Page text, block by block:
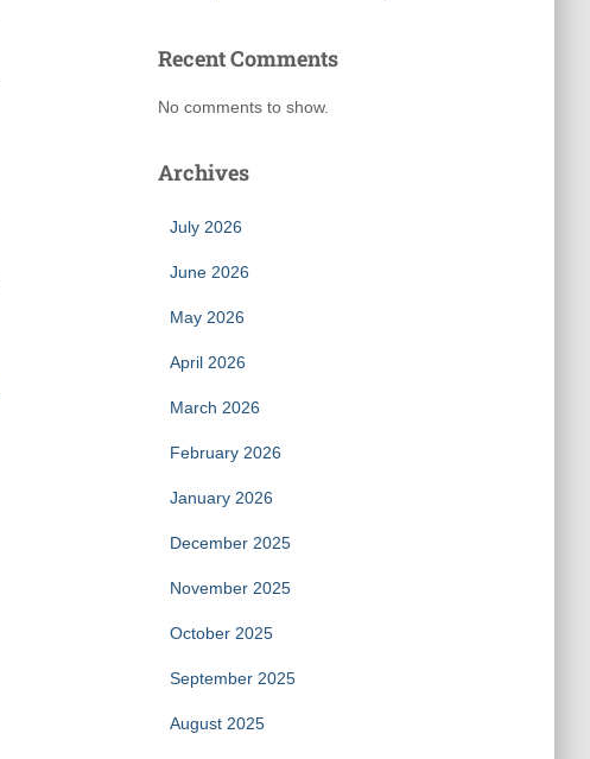
Recent Comments
No comments to show.
Archives
July 2026
June 2026
May 2026
April 2026
March 2026
February 2026
January 2026
December 2025
November 2025
October 2025
September 2025
August 2025